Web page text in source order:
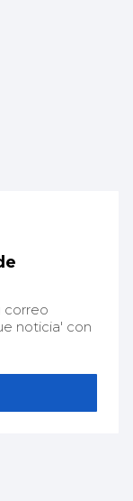
correo
noticia' con